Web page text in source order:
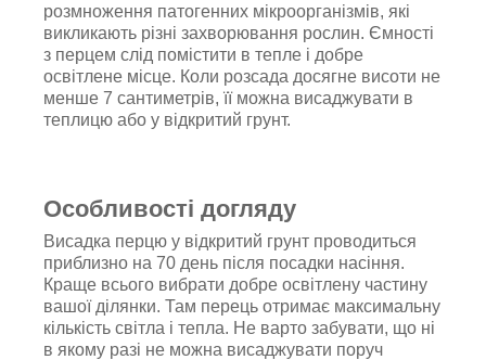
розмноження патогенних мікроорганізмів, які
викликають різні захворювання рослин. Ємності
з перцем слід помістити в тепле і добре
освітлене місце. Коли розсада досягне висоти не
менше 7 сантиметрів, її можна висаджувати в
теплицю або у відкритий грунт.
Особливості догляду
Висадка перцю у відкритий грунт проводиться
приблизно на 70 день після посадки насіння.
Краще всього вибрати добре освітлену частину
вашої ділянки. Там перець отримає максимальну
кількість світла і тепла. Не варто забувати, що ні
в якому разі не можна висаджувати поруч